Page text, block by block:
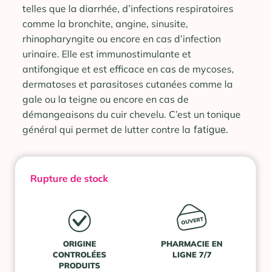
telles que la diarrhée, d’infections respiratoires
comme la bronchite, angine, sinusite,
rhinopharyngite ou encore en cas d’infection
urinaire. Elle est immunostimulante et
antifongique et est efficace en cas de mycoses,
dermatoses et parasitoses cutanées comme la
gale ou la teigne ou encore en cas de
démangeaisons du cuir chevelu. C’est un tonique
général qui permet de lutter contre la fatigue.
Rupture de stock
ORIGINE
CONTROLÉES
PRODUITS
PHARMACIE EN
LIGNE 7/7